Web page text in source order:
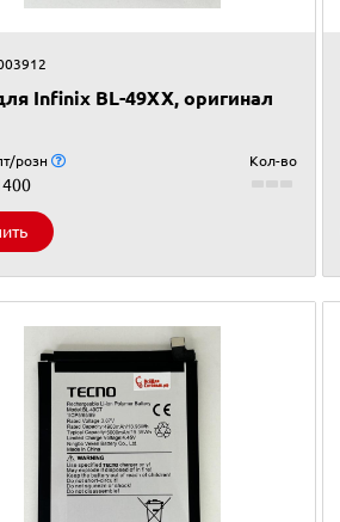
Infinix BL-49XX, оригинал
розн Кол-во